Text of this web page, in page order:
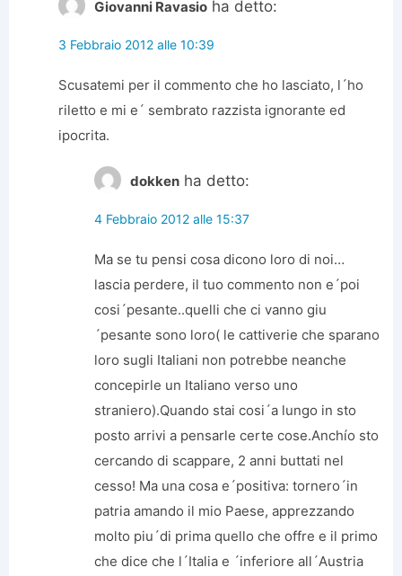
Giovanni Ravasio ha detto:
3 Febbraio 2012 alle 10:39
Scusatemi per il commento che ho lasciato, l´ho
riletto e mi e´ sembrato razzista ignorante ed
ipocrita.
dokken ha detto:
4 Febbraio 2012 alle 15:37
Ma se tu pensi cosa dicono loro di noi…
lascia perdere, il tuo commento non e´poi
cosi´pesante..quelli che ci vanno giu
´pesante sono loro( le cattiverie che sparano
loro sugli Italiani non potrebbe neanche
concepirle un Italiano verso uno
straniero).Quando stai cosi´a lungo in sto
posto arrivi a pensarle certe cose.Anchío sto
cercando di scappare, 2 anni buttati nel
cesso! Ma una cosa e´positiva: tornero´in
patria amando il mio Paese, apprezzando
molto piu´di prima quello che offre e il primo
che dice che l´Italia e ´inferiore all´Austria